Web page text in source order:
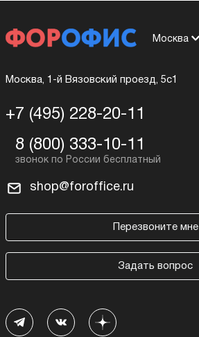
Москва
Москва, 1-й Вязовский проезд, 5с1
+7 (495) 228-20-11
8 (800) 333-10-11
shop@foroffice.ru
Перезвоните мне
Задать вопрос